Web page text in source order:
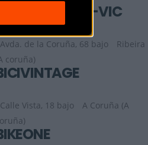
BICICLETAS YO-VIC
Avda. de la Coruña, 68 bajo
Ribeira
coruña)
Calle Vista, 18 bajo
A Coruña (A